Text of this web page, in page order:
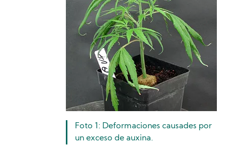
Foto 1: Deformaciones causades por
un exceso de auxina.